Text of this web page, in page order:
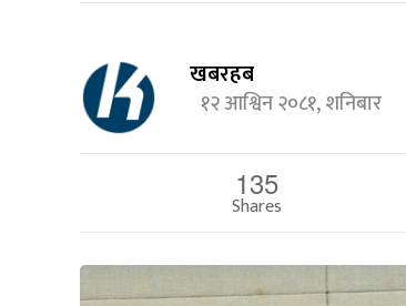
खबरहब
१२ आश्विन २०८१, शनिबार
135
Shares